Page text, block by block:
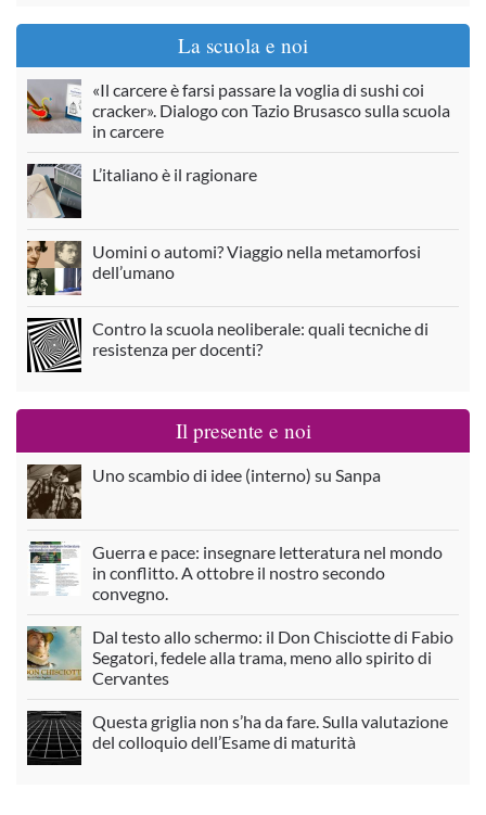
La scuola e noi
«Il carcere è farsi passare la voglia di sushi coi
cracker». Dialogo con Tazio Brusasco sulla scuola
in carcere
L’italiano è il ragionare
Uomini o automi? Viaggio nella metamorfosi
dell’umano
Contro la scuola neoliberale: quali tecniche di
resistenza per docenti?
Il presente e noi
Uno scambio di idee (interno) su Sanpa
Guerra e pace: insegnare letteratura nel mondo
in conflitto. A ottobre il nostro secondo
convegno.
Dal testo allo schermo: il Don Chisciotte di Fabio
Segatori, fedele alla trama, meno allo spirito di
Cervantes
Questa griglia non s’ha da fare. Sulla valutazione
del colloquio dell’Esame di maturità